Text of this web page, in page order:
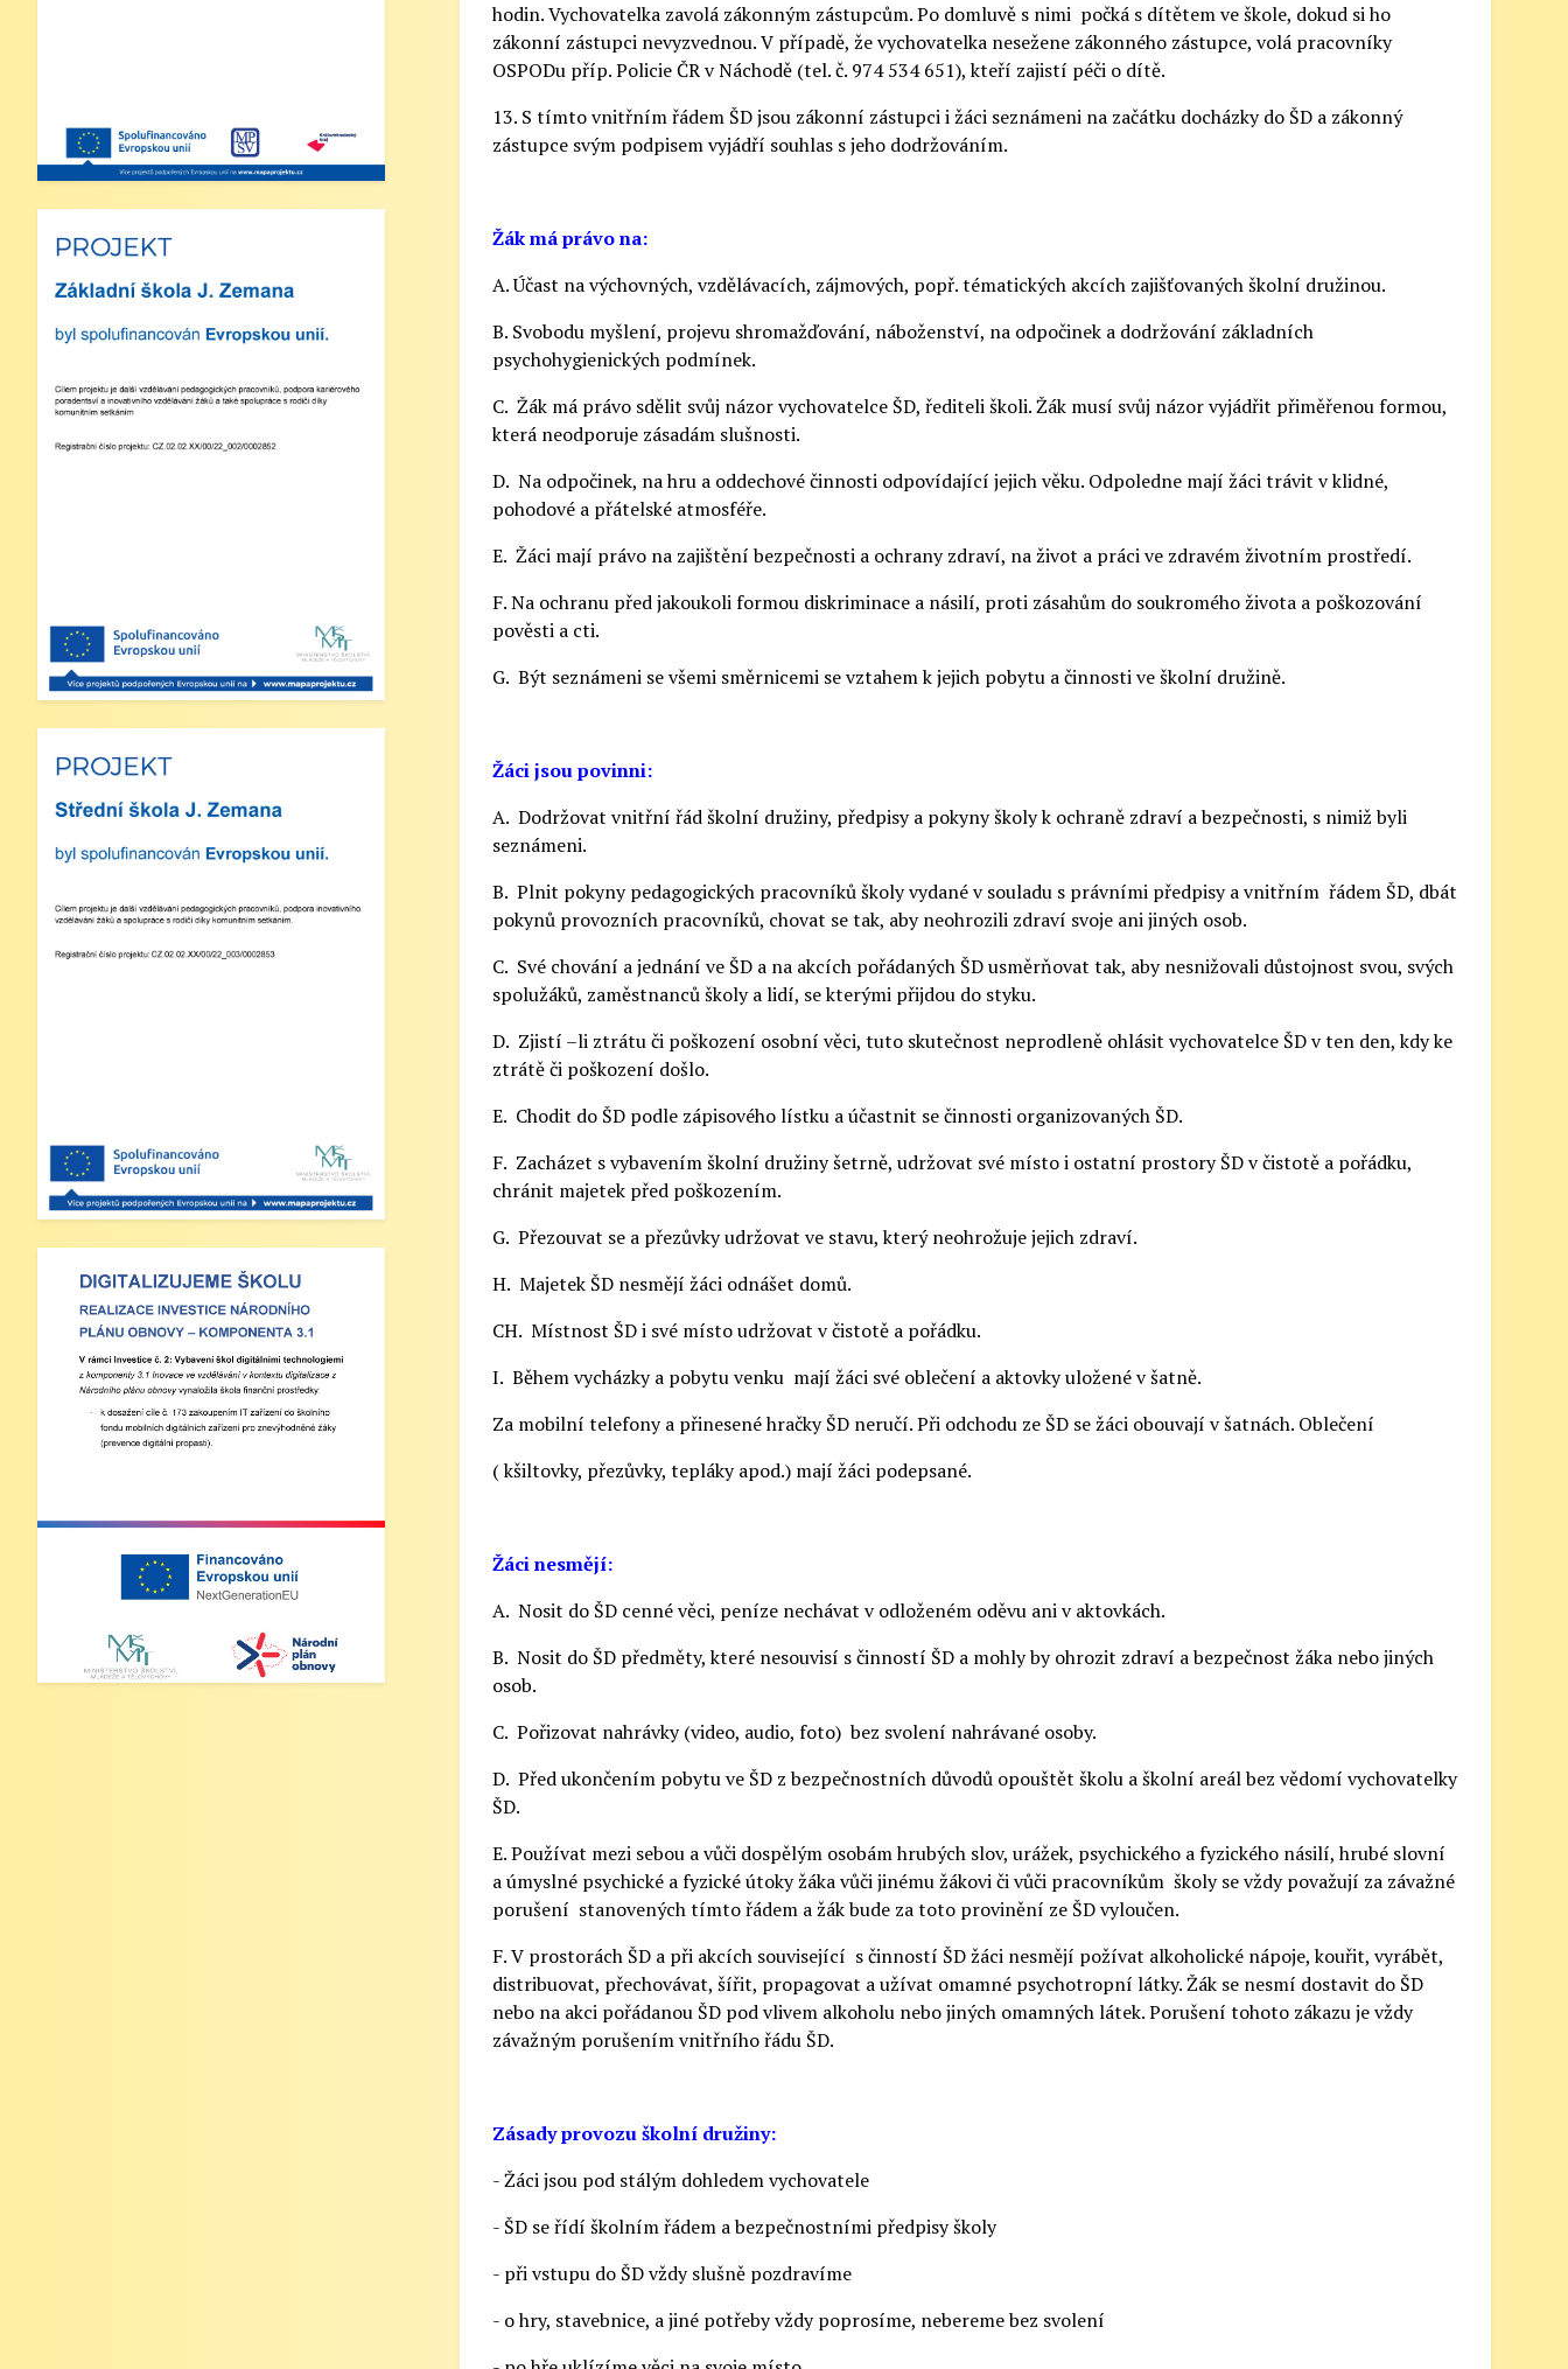
hodin. Vychovatelka zavolá zákonným zástupcům. Po domluvě s nimi počká s dítětem ve škole, dokud si ho
zákonní zástupci nevyzvednou. V případě, že vychovatelka nesežene zákonného zástupce, volá pracovníky
OSPODu příp. Policie ČR v Náchodě (tel. č. 974 534 651), kteří zajistí péči o dítě.
13. S tímto vnitřním řádem ŠD jsou zákonní zástupci i žáci seznámeni na začátku docházky do ŠD a zákonný
zástupce svým podpisem vyjádří souhlas s jeho dodržováním.
Žák má právo na:
A. Účast na výchovných, vzdělávacích, zájmových, popř. tématických akcích zajišťovaných školní družinou.
B. Svobodu myšlení, projevu shromažďování, náboženství, na odpočinek a dodržování základních
psychohygienických podmínek.
C. Žák má právo sdělit svůj názor vychovatelce ŠD, řediteli školi. Žák musí svůj názor vyjádřit přiměřenou formou,
která neodporuje zásadám slušnosti.
D. Na odpočinek, na hru a oddechové činnosti odpovídající jejich věku. Odpoledne mají žáci trávit v klidné,
pohodové a přátelské atmosféře.
E. Žáci mají právo na zajištění bezpečnosti a ochrany zdraví, na život a práci ve zdravém životním prostředí.
F. Na ochranu před jakoukoli formou diskriminace a násilí, proti zásahům do soukromého života a poškozování
pověsti a cti.
G. Být seznámeni se všemi směrnicemi se vztahem k jejich pobytu a činnosti ve školní družině.
Žáci jsou povinni:
A. Dodržovat vnitřní řád školní družiny, předpisy a pokyny školy k ochraně zdraví a bezpečnosti, s nimiž byli
seznámeni.
B. Plnit pokyny pedagogických pracovníků školy vydané v souladu s právními předpisy a vnitřním řádem ŠD, dbát
pokynů provozních pracovníků, chovat se tak, aby neohrozili zdraví svoje ani jiných osob.
C. Své chování a jednání ve ŠD a na akcích pořádaných ŠD usměrňovat tak, aby nesnižovali důstojnost svou, svých
spolužáků, zaměstnanců školy a lidí, se kterými přijdou do styku.
D. Zjistí –li ztrátu či poškození osobní věci, tuto skutečnost neprodleně ohlásit vychovatelce ŠD v ten den, kdy ke
ztrátě či poškození došlo.
E. Chodit do ŠD podle zápisového lístku a účastnit se činnosti organizovaných ŠD.
F. Zacházet s vybavením školní družiny šetrně, udržovat své místo i ostatní prostory ŠD v čistotě a pořádku,
chránit majetek před poškozením.
G. Přezouvat se a přezůvky udržovat ve stavu, který neohrožuje jejich zdraví.
H. Majetek ŠD nesmějí žáci odnášet domů.
CH. Místnost ŠD i své místo udržovat v čistotě a pořádku.
I. Během vycházky a pobytu venku mají žáci své oblečení a aktovky uložené v šatně.
Za mobilní telefony a přinesené hračky ŠD neručí. Při odchodu ze ŠD se žáci obouvají v šatnách. Oblečení
( kšiltovky, přezůvky, tepláky apod.) mají žáci podepsané.
Žáci nesmějí:
A. Nosit do ŠD cenné věci, peníze nechávat v odloženém oděvu ani v aktovkách.
B. Nosit do ŠD předměty, které nesouvisí s činností ŠD a mohly by ohrozit zdraví a bezpečnost žáka nebo jiných
osob.
C. Pořizovat nahrávky (video, audio, foto) bez svolení nahrávané osoby.
D. Před ukončením pobytu ve ŠD z bezpečnostních důvodů opouštět školu a školní areál bez vědomí vychovatelky
ŠD.
E. Používat mezi sebou a vůči dospělým osobám hrubých slov, urážek, psychického a fyzického násilí, hrubé slovní
a úmyslné psychické a fyzické útoky žáka vůči jinému žákovi či vůči pracovníkům školy se vždy považují za závažné
porušení stanovených tímto řádem a žák bude za toto provinění ze ŠD vyloučen.
F. V prostorách ŠD a při akcích související s činností ŠD žáci nesmějí požívat alkoholické nápoje, kouřit, vyrábět,
distribuovat, přechovávat, šířit, propagovat a užívat omamné psychotropní látky. Žák se nesmí dostavit do ŠD
nebo na akci pořádanou ŠD pod vlivem alkoholu nebo jiných omamných látek. Porušení tohoto zákazu je vždy
závažným porušením vnitřního řádu ŠD.
Zásady provozu školní družiny:
- Žáci jsou pod stálým dohledem vychovatele
- ŠD se řídí školním řádem a bezpečnostními předpisy školy
- při vstupu do ŠD vždy slušně pozdravíme
- o hry, stavebnice, a jiné potřeby vždy poprosíme, nebereme bez svolení
3. Dohled: Od 11:25 do 12:30 bude
zajištěn dohled nad žáky, kteří půjdou na
oběd nebo jsou přihlášeni do školní
družiny.
4. Školní družina: Provoz školní družiny
bude od 12:30 do 15:30 hodin (pro žáky
zástupci žáků, kteří budou do projektu
zapojeni, předloží škole platné potvrzení
z Úřadu práce o pobírání dávek hmotné
Zveřejněno: 29.5.2025
Branný den v Josefově
Zveřejněno: 23.5.2025
Metují, VI. a VII. třída
Zveřejněno: 21.5.2025
Zveřejněno: 20.5.2025
Třídní schůzky dne 8. 4. 2025 od
13 - 16 hodin